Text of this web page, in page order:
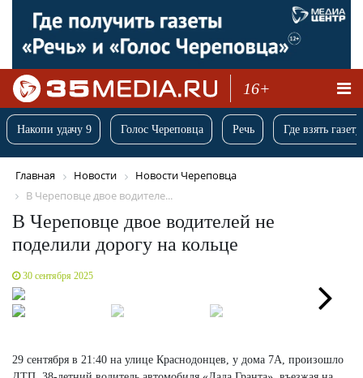
16+
Накопи удачу 9 Голос Череповца Речь Где взять
Главная Новости
Новости Череповца
В Череповце двое водителе...
В Череповце двое водителей не
поделили дорогу на кольце
30 сентября 2025
29 сентября в 21:40 на улице Краснодонцев, у дома 7А, произошло